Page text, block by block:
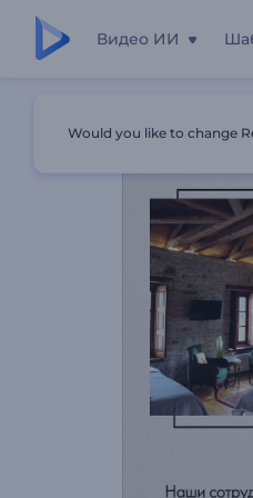
Видео ИИ
Would you like to change